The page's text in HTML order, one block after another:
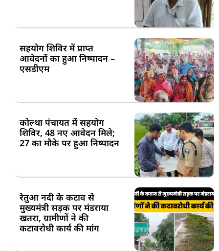
सहयोग शिविर में प्राप्त
आवेदनों का हुआ निष्पादन –
एसडीएम
कोल्था पंचायत में सहयोग
शिविर, 48 नए आवेदन मिले;
27 का मौके पर हुआ निष्पादन
रेतुआ नदी के कटाव से
मुख्यमंत्री सड़क पर मंडराया
खतरा, ग्रामीणों ने की
कटावरोधी कार्य की मांग